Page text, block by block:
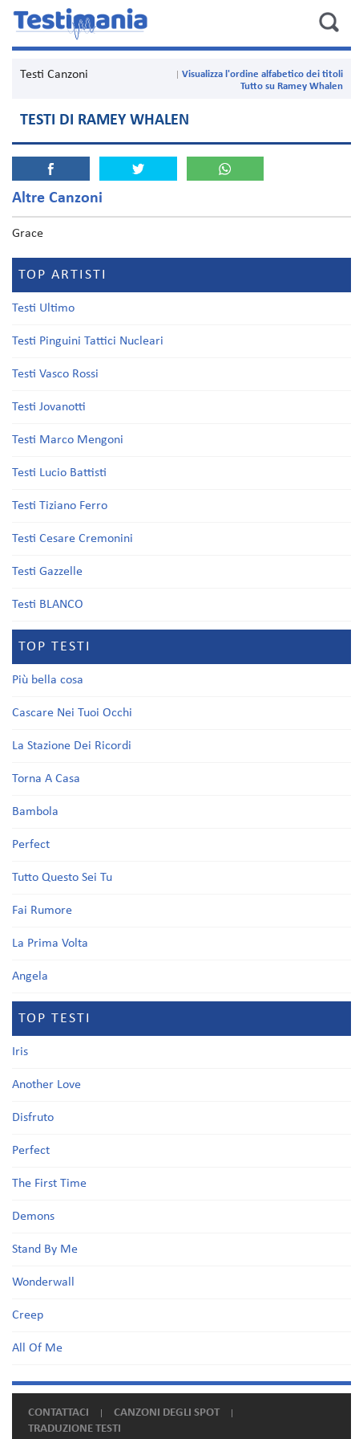
Testi Canzoni
Visualizza l'ordine alfabetico dei titoli
Tutto su Ramey Whalen
TESTI DI RAMEY WHALEN
Altre Canzoni
Grace
TOP ARTISTI
Testi Ultimo
Testi Pinguini Tattici Nucleari
Testi Vasco Rossi
Testi Jovanotti
Testi Marco Mengoni
Testi Lucio Battisti
Testi Tiziano Ferro
Testi Cesare Cremonini
Testi Gazzelle
Testi BLANCO
TOP TESTI
Più bella cosa
Cascare Nei Tuoi Occhi
La Stazione Dei Ricordi
Torna A Casa
Bambola
Perfect
Tutto Questo Sei Tu
Fai Rumore
La Prima Volta
Angela
TOP TESTI
Iris
Another Love
Disfruto
Perfect
The First Time
Demons
Stand By Me
Wonderwall
Creep
All Of Me
CONTATTACI
CANZONI DEGLI SPOT
TRADUZIONE TESTI